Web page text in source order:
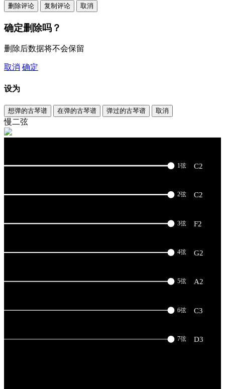
删除评论 复制评论 取消
确定删除吗？
删除后数据将不会保留
取消 确定
设为
想弹的古琴谱 在弹的古琴谱 弹过的古琴谱 取消
慢二弦